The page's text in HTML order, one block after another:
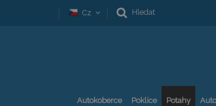
Cz Hledat
Autokoberce Poklice Potahy